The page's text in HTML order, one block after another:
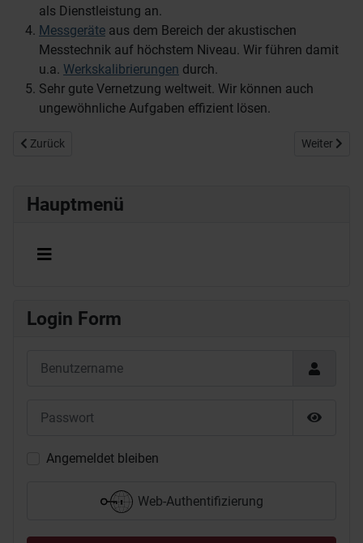
als Dienstleistung an.
Messgeräte aus dem Bereich der akustischen
Messtechnik auf höchstem Niveau. Wir führen damit
u.a. Werkskalibrierungen durch.
Sehr gute Vernetzung weltweit. Wir können auch
ungewöhnliche Aufgaben effizient lösen.
Vorheriger Beitrag: Was ist neu?
Zurück Nächster
Weiter
Hauptmenü
Login Form
Angemeldet bleiben
Web-Authentifizierung